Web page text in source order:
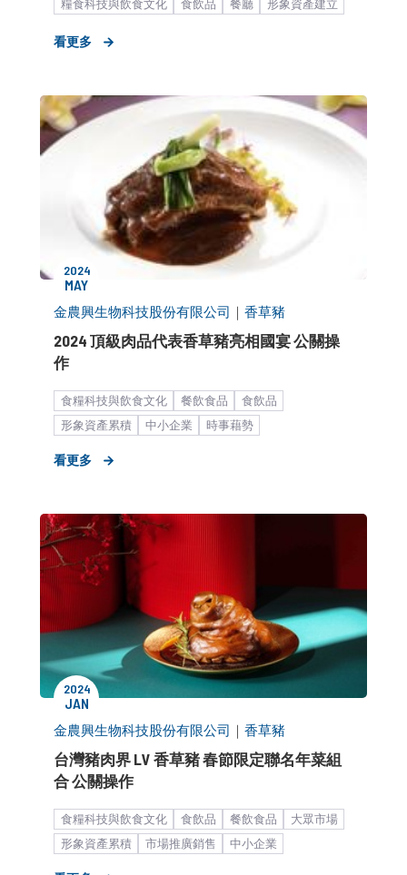
糧食科技與飲食文化
食飲品 餐廳
形象資產建立
產品評測／體驗
看更多
2024
MAY
金農興生物科技股份有限公司 ｜ 香草豬
2024 頂級肉品代表香草豬亮相國宴 公關操
作
食糧科技與飲食文化 餐飲食品
食飲品
形象資產累積
中小企業 時事藉勢
看更多
2024
JAN
金農興生物科技股份有限公司 ｜ 香草豬
台灣豬肉界 LV 香草豬 春節限定聯名年菜組
合 公關操作
食糧科技與飲食文化 食飲品 餐飲食品
大眾市場
形象資產累積
市場推廣銷售 中小企業